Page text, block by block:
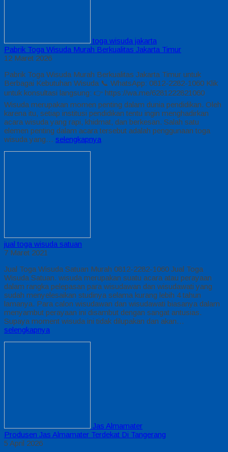
toga wisuda jakarta
Pabrik Toga Wisuda Murah Berkualitas Jakarta Timur
12 Maret 2026
Pabrik Toga Wisuda Murah Berkualitas Jakarta Timur untuk
Berbagai Kebutuhan Wisuda 📞 WhatsApp: 0812-2282-1060 Klik
untuk konsultasi langsung: 👉 https://wa.me/6281222821060
Wisuda merupakan momen penting dalam dunia pendidikan. Oleh
karena itu, setiap institusi pendidikan tentu ingin menghadirkan
acara wisuda yang rapi, khidmat, dan berkesan. Salah satu
elemen penting dalam acara tersebut adalah penggunaan toga
wisuda yang… selengkapnya
jual toga wisuda satuan
7 Maret 2021
Jual Toga Wisuda Satuan Murah 0812-2282-1060 Jual Toga
Wisuda Satuan. wisuda merupakan suatu acara atau perayaan
dalam rangka pelepasan para wisudawan dan wisudawati yang
sudah menyelesaikan studinya selama kurang lebih 4 tahun
lamanya. Para calon wisudawan dan wisudawati biasanya dalam
menyambut perayaan ini disambut dengan sangat antusias.
Supaya moment wisuda ini tidak dilupakan dan akan…
selengkapnya
Jas Almamater
Produsen Jas Almamater Terdekat Di Tangerang
5 April 2026